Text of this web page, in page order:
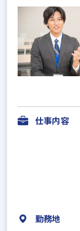
仕事内容
勤務地